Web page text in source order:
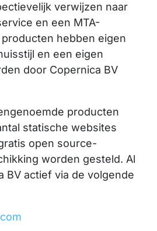
verwijzen naar
en een MTA-
hebben eigen
en een eigen
door Copernica BV
producten
statische websites
open source-
worden gesteld. Al
BV actief via de volgende